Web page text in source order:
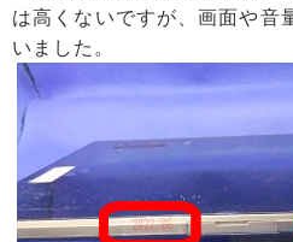
は高くないですが、画面や音
いました。